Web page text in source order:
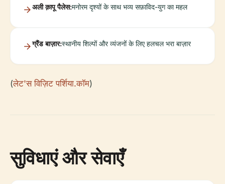
अली क़ापू पैलेस:मनोरम दृश्यों के साथ भव्य सफ़ाविद-युग का महल
ग्रैंड बाज़ार:स्थानीय शिल्पों और व्यंजनों के लिए हलचल भरा बाज़ार
(लेट'स विज़िट पर्शिया.कॉम)
सुविधाएं और सेवाएँ